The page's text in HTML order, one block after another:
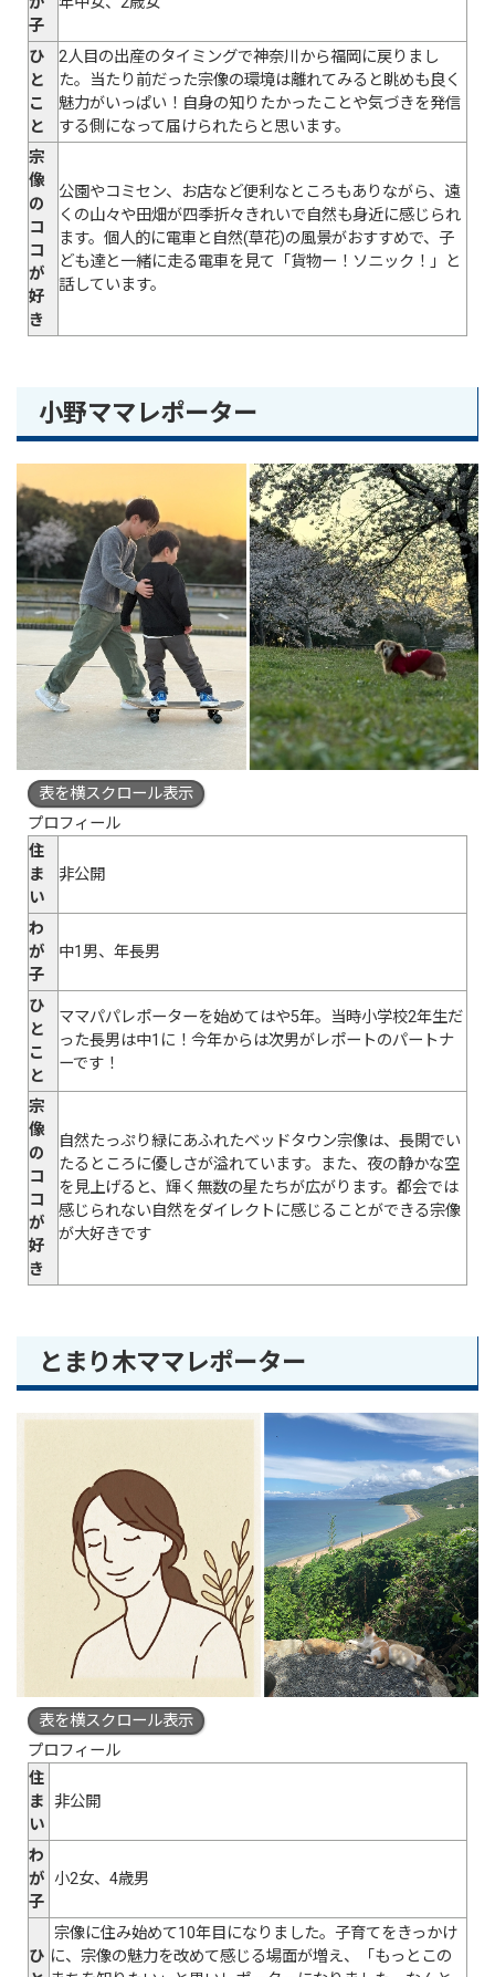
子
ひ
と
こ
と
2人目の出産のタイミングで神奈川から福岡に戻りまし
た。当たり前だった宗像の環境は離れてみると眺めも良く
魅力がいっぱい！自身の知りたかったことや気づきを発信
する側になって届けられたらと思います。
宗
像
の
コ
コ
が
好
き
公園やコミセン、お店など便利なところもありながら、遠
くの山々や田畑が四季折々きれいで自然も身近に感じられ
ます。個人的に電車と自然(草花)の風景がおすすめで、子
ども達と一緒に走る電車を見て「貨物ー！ソニック！」と
話しています。
小野ママレポーター
表を横スクロール表示
プロフィール
住
ま
い
非公開
わ
が
子
中1男、年長男
ひ
と
こ
と
ママパパレポーターを始めてはや5年。当時小学校2年生だ
った長男は中1に！今年からは次男がレポートのパートナ
ーです！
宗
像
の
コ
コ
が
好
き
自然たっぷり緑にあふれたベッドタウン宗像は、長閑でい
たるところに優しさが溢れています。また、夜の静かな空
を見上げると、輝く無数の星たちが広がります。都会では
感じられない自然をダイレクトに感じることができる宗像
が大好きです
とまり木ママレポーター
表を横スクロール表示
プロフィール
住
ま
い
非公開
わ
が
子
小2女、4歳男
ひ
宗像に住み始めて10年目になりました。子育てをきっかけ
に、宗像の魅力を改めて感じる場面が増え、「もっとこの